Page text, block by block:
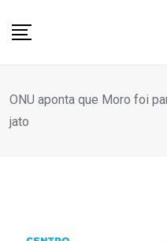
ONU aponta que Moro foi
jato